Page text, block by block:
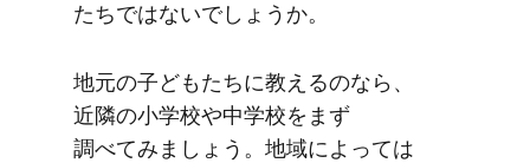
たちではないでしょうか。
地元の​子ども​たちに​教えるのなら、​
近隣の​小学校や​中学校を​まず​
調べてみましょう。​地域に​よっては​